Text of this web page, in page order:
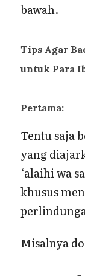
bawah.
Tips Agar
untuk Para
Pertama:
Tentu saja
yang
‘alaihi wa
khusus
Misalnya